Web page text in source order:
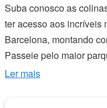
Suba conosco as
ter acesso aos incríveis
Barcelona, montando
Passeie pelo maior
rapidamente o estresse
Ler mais